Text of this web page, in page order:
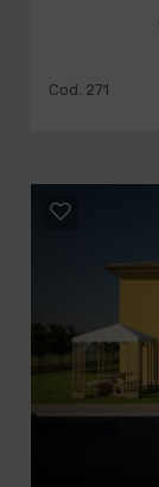
Cod. 271